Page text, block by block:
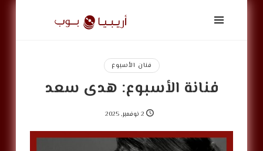
أريبيا
بوب
ArabiaPopفنان الأسبوع
فنانة الأسبوع: هدى سعد
2 نوفمبر, 2025